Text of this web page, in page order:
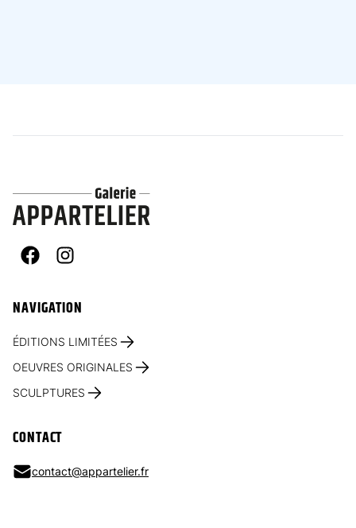
FacebookInstagram
NAVIGATION
ÉDITIONS LIMITÉES
OEUVRES ORIGINALES
SCULPTURES
CONTACT
contact@appartelier.fr